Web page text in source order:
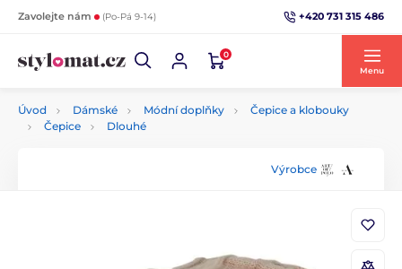
Zavolejte nám (Po-Pá 9-14) +420 731 315 486
0
Menu
Úvod Dámské Módní doplňky
Čepice a klobouky
Čepice
Dlouhé
Výrobce